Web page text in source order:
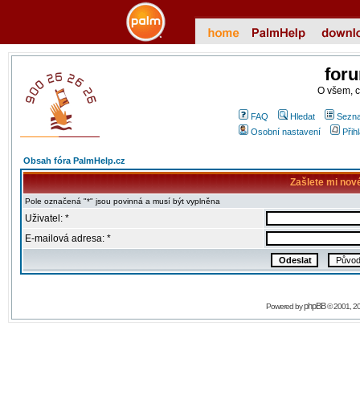
O všem,
FAQ Hledat
Osobní nastavení
Obsah fóra PalmHelp.cz
Zašlete mi
Pole označená "*" jsou povinná a musí být vyplněna
Uživatel: *
E-mailová adresa: *
Powered byphpBB© 2001,